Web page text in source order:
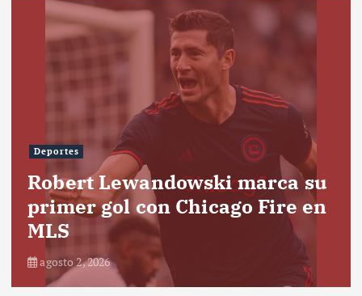
Deportes
Robert Lewandowski marca su
primer gol con Chicago Fire en
MLS
agosto 2, 2026